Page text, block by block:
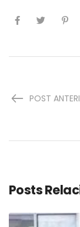
POST
Posts